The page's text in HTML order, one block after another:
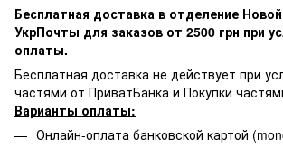
Бесплатная доставка в отделение
УкрПочты для заказов от 2500 грн при
оплаты.
Бесплатная доставка не действует при
частями от ПриватБанка и Покупки
Варианты оплаты:
Онлайн-оплата банковской картой